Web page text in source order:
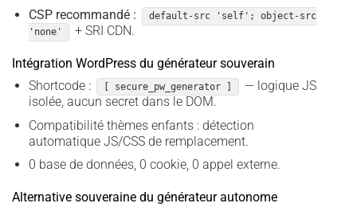
CSP recommandé :
default-src 'self'; object-src
'none'
+ SRI CDN.
Intégration WordPress du générateur souverain
Shortcode :
[ secure_pw_generator ]
— logique JS
isolée, aucun secret dans le DOM.
Compatibilité thèmes enfants : détection
automatique JS/CSS de remplacement.
0 base de données, 0 cookie, 0 appel externe.
Alternative souveraine du générateur autonome